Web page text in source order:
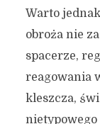
Warto
obroża nie
spacerze,
reagowania
kleszcza,